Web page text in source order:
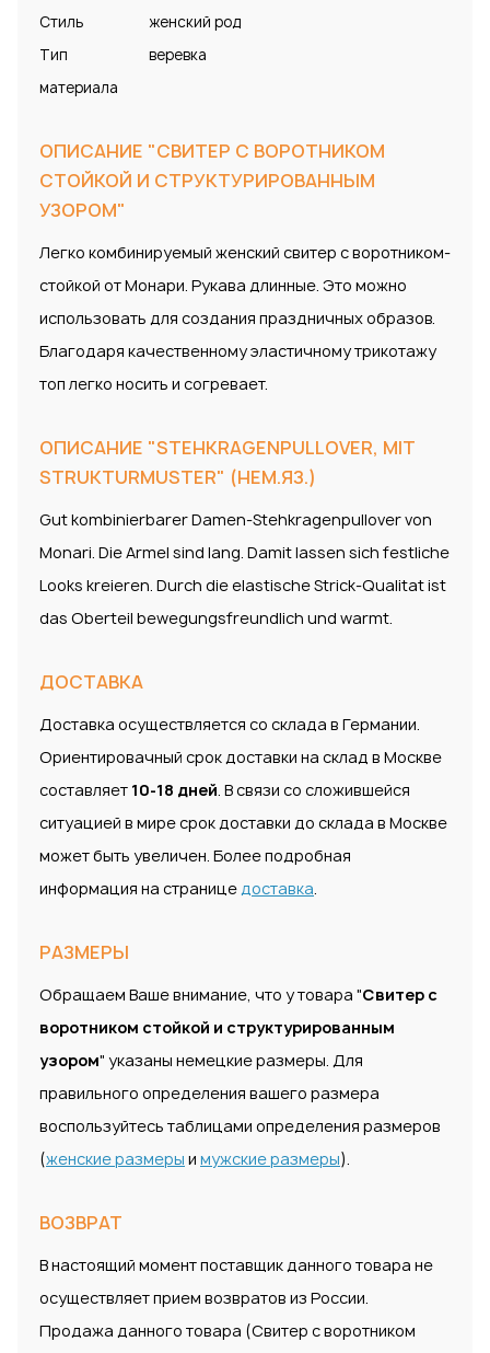
Стиль
женский род
Тип
материала
веревка
ОПИСАНИЕ "СВИТЕР С ВОРОТНИКОМ
СТОЙКОЙ И СТРУКТУРИРОВАННЫМ
УЗОРОМ"
Легко комбинируемый женский свитер с воротником-
стойкой от Монари. Рукава длинные. Это можно
использовать для создания праздничных образов.
Благодаря качественному эластичному трикотажу
топ легко носить и согревает.
ОПИСАНИЕ "STEHKRAGENPULLOVER, MIT
STRUKTURMUSTER" (НЕМ.ЯЗ.)
Gut kombinierbarer Damen-Stehkragenpullover von
Monari. Die Armel sind lang. Damit lassen sich festliche
Looks kreieren. Durch die elastische Strick-Qualitat ist
das Oberteil bewegungsfreundlich und warmt.
ДОСТАВКА
Доставка осуществляется со склада в Германии.
Ориентировачный срок доставки на склад в Москве
составляет 10-18 дней. В связи со сложившейся
ситуацией в мире срок доставки до склада в Москве
может быть увеличен. Более подробная
информация на страницедоставка.
РАЗМЕРЫ
Обращаем Ваше внимание, что у товара "Свитер с
воротником стойкой и структурированным
узором" указаны немецкие размеры. Для
правильного определения вашего размера
воспользуйтесь таблицами определения размеров
(женские размеры и мужские размеры).
ВОЗВРАТ
В настоящий момент поставщик данного товара не
осуществляет прием возвратов из России.
Продажа данного товара (Свитер с воротником